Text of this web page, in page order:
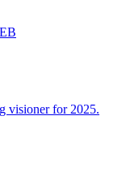
visioner for 2025.